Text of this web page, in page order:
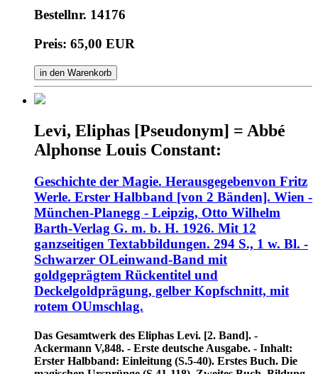
Bestellnr. 14176
Preis: 65,00 EUR
in den Warenkorb
Levi, Eliphas [Pseudonym] = Abbé
Alphonse Louis Constant:
Geschichte der Magie. Herausgegebenvon Fritz
Werle. Erster Halbband [von 2 Bänden]. Wien -
München-Planegg - Leipzig, Otto Wilhelm
Barth-Verlag G. m. b. H. 1926. Mit 12
ganzseitigen Textabbildungen. 294 S., 1 w. Bl. -
Schwarzer OLeinwand-Band mit
goldgeprägtem Rückentitel und
Deckelgoldprägung, gelber Kopfschnitt, mit
rotem OUmschlag.
Das Gesamtwerk des Eliphas Levi. [2. Band]. -
Ackermann V,848. - Erste deutsche Ausgabe. - Inhalt:
Erster Halbband: Einleitung (S.5-40). Erstes Buch. Die